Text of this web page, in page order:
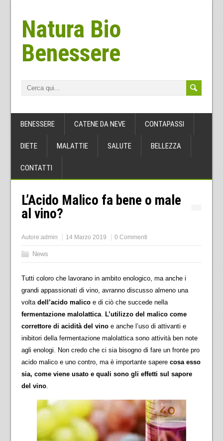
Natura Bio
Benessere
BENESSERE CATENE DA NEVE CONTAPASSI
DIETE MALATTIE SALUTE BELLEZZA
CONTATTI
L’Acido Malico fa bene o male
al vino?
Autore:admin 14 Marzo 2019 0 Commenti
News
Tutti coloro che lavorano in ambito enologico, ma anche i
grandi appassionati di vino, avranno discusso almeno una
volta dell’acido malico e di ciò che succede nella
fermentazione malolattica. L’utilizzo del malico come
correttore di acidità del vinoe anche l’uso di attivanti e
inibitori della fermentazione malolattica sono attività ben note
agli enologi. Non credo che ci sia bisogno di fare un fronte pro
acido malico e uno contro, ma è importante sapere cosa esso
sia, come viene usato e quali sono gli effetti sul sapore
del vino.